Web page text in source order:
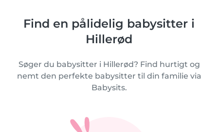
Find en pålidelig babysitter i
Hillerød
Søger du babysitter i Hillerød? Find hurtigt og
nemt den perfekte babysitter til din familie via
Babysits.